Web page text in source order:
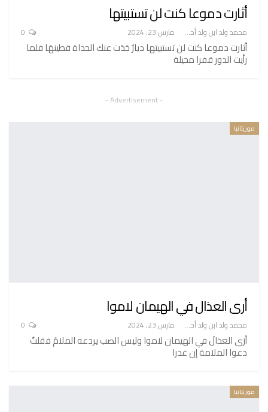
أثارت دموعا كنت لن تستبيتها
محمد ولد ابن ولد أحميدا مارس 23, 2024
أثارت دموعا كنت لن تستبيتها ديارٌ حَدَت عنك الحداة قطينهَا فلما
رأيت الدور قفرا محيلة
- Advertisement -
موريتانيا
أرى العذال في الهيمان لاموا
محمد ولد ابن ولد أحميدا مارس 23, 2024
أرَى العذالَ في الهيمان لاموا وليس الصب يردعه الملامُ فقلتُ
دعوا الملامة إن غدرا
موريتانيا